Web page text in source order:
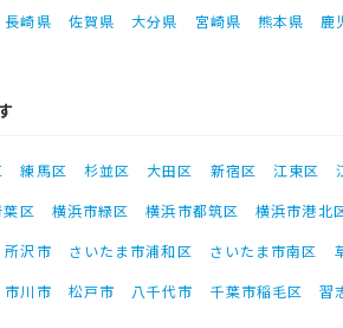
長崎県 佐賀県 大分県 宮崎県 熊本県 鹿
練馬区 杉並区 大田区 新宿区 江東区
区 横浜市緑区 横浜市都筑区 横浜市港北
所沢市 さいたま市浦和区 さいたま市南区
市川市 松戸市 八千代市 千葉市稲毛区 習